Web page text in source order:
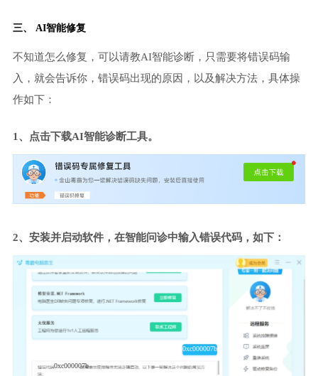
三、 AI智能修复
不知道怎么修复，可以请教AI智能诊断，只需要将错误码输
入，就会告诉你，错误码出现的原因，以及解决方法，具体操
作如下：
1、点击下载AI智能诊断工具。
2、安装并启动软件，在智能问诊中输入错误代码，如下：
0xc000007b
0xc000007b